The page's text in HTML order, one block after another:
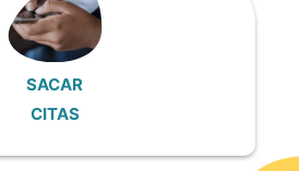
SACAR
CITAS